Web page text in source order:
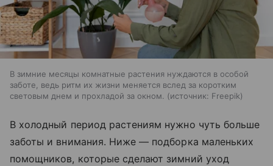
В зимние месяцы комнатные растения нуждаются в особой
заботе, ведь ритм их жизни меняется вслед за коротким
световым днем и прохладой за окном.
источник: Freepik
В холодный период растениям нужно чуть больше
заботы и внимания. Ниже — подборка маленьких
помощников, которые сделают зимний уход